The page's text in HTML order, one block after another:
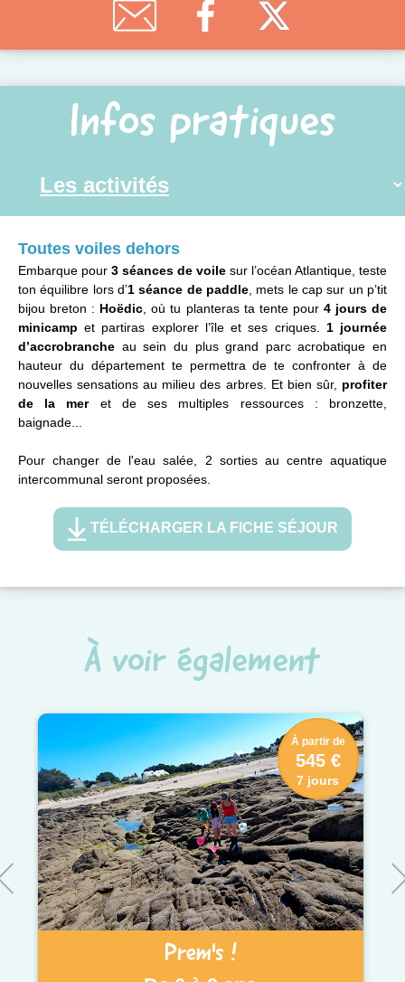
Infos pratiques
Toutes voiles dehors
Embarque pour 3 séances de voile sur l’océan Atlantique, teste
ton équilibre lors d’1 séance de paddle, mets le cap sur un p’tit
bijou breton : Hoëdic, où tu planteras ta tente pour4 jours de
minicampet partiras explorer l’île et ses criques. 1 journée
d’accrobranche au sein du plus grand parc acrobatique en
hauteur du département te permettra de te confronter à de
nouvelles sensations au milieu des arbres. Et bien sûr, profiter
de la mer et de ses multiples ressources : bronzette,
baignade...
Pour changer de l'eau salée, 2 sorties au centre aquatique
intercommunal seront proposées.
TÉLÉCHARGER LA FICHE SÉJOUR
À voir également
Prem's !
À partir de
545 €
7 jours